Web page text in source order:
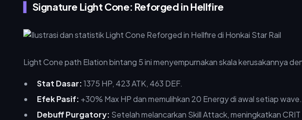
Signature Light Cone: Reforged in Hellfire
Light Cone path Elation bintang 5 ini menyempurnakan skala kerusakannya
Stat Dasar:1375 HP, 423 ATK, 463 DEF.
Efek Pasif: +30% Max HP dan memulihkan 20 Energy di awal setiap wave.
Debuff Purgatory: Setelah melancarkan Skill Attack, meningkatkan